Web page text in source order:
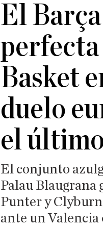
El
Basket
duelo
el
El conjunto
Palau Blaugrana
Punter y
ante un